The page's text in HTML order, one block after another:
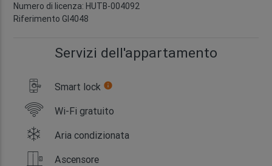
Numero di licenza: HUTB-004092
Riferimento GI4048
Servizi dell'appartamento
Smart lock info
Wi-Fi gratuito
Aria condizionata
Ascensore